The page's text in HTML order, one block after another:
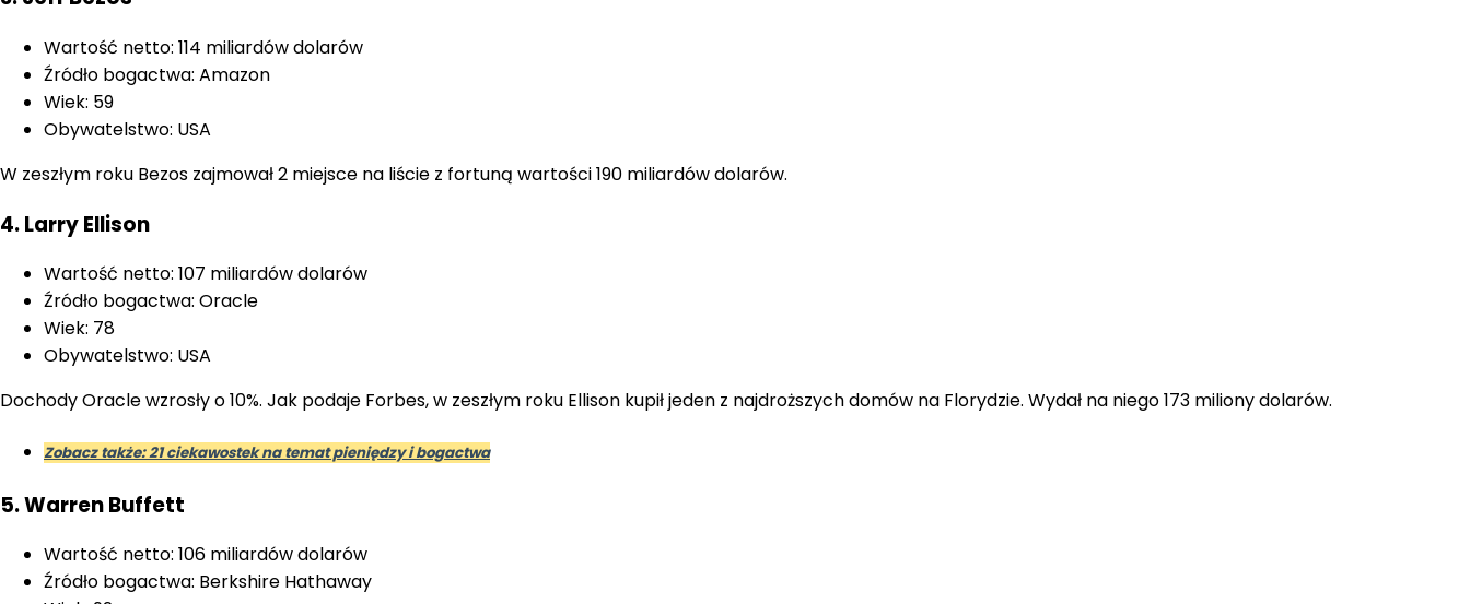
Wartość netto: 114 miliardów dolarów
Źródło bogactwa: Amazon
Wiek: 59
Obywatelstwo: USA
W zeszłym roku Bezos zajmował 2 miejsce na liście z fortuną wartości 190 miliardów dolarów.
4. Larry Ellison
Wartość netto: 107 miliardów dolarów
Źródło bogactwa: Oracle
Wiek: 78
Obywatelstwo: USA
Dochody Oracle wzrosły o 10%. Jak podaje Forbes, w zeszłym roku Ellison kupił jeden z najdroższych domów na Florydzie. Wydał na niego 173 miliony dolarów.
Zobacz także: 21 ciekawostek na temat pieniędzy i bogactwa
5. Warren Buffett
Wartość netto: 106 miliardów dolarów
Źródło bogactwa: Berkshire Hathaway